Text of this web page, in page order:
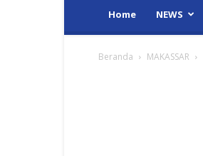
Home NEWS
Beranda MAKASSAR